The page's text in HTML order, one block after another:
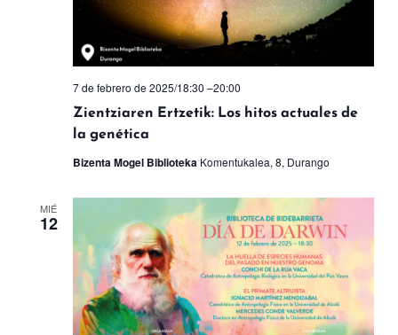
7 de febrero de 2025/18:30 –20:00
Zientziaren Ertzetik: Los hitos actuales de
la genética
Bizenta Mogel Biblioteka Komentukalea, 8, Durango
MIÉ
12